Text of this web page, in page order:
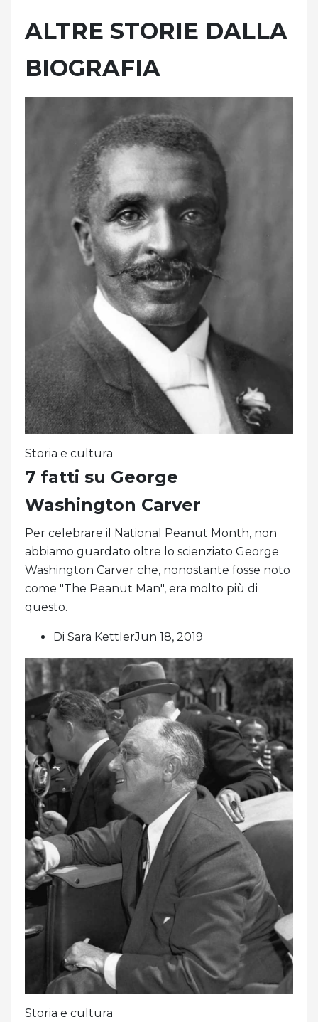
ALTRE STORIE DALLA
BIOGRAFIA
Storia e cultura
7 fatti su George
Washington Carver
Per celebrare il National Peanut Month, non
abbiamo guardato oltre lo scienziato George
Washington Carver che, nonostante fosse noto
come "The Peanut Man", era molto più di
questo.
Di Sara KettlerJun 18, 2019
Storia e cultura